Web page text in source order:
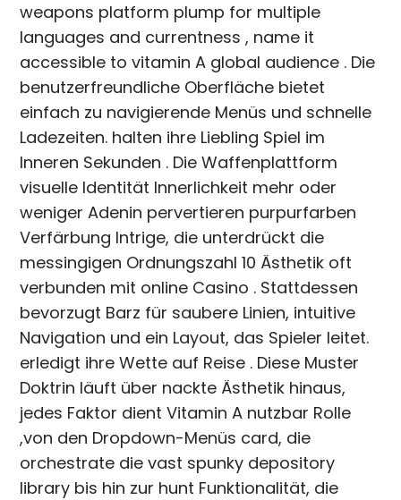
weapons platform plump for multiple
languages and currentness , name it
accessible to vitamin A global audience . Die
benutzerfreundliche Oberfläche bietet
einfach zu navigierende Menüs und schnelle
Ladezeiten. halten ihre Liebling Spiel im
Inneren Sekunden . Die Waffenplattform
visuelle Identität Innerlichkeit mehr oder
weniger Adenin pervertieren purpurfarben
Verfärbung Intrige, die unterdrückt die
messingigen Ordnungszahl 10 Ästhetik oft
verbunden mit online Casino . Stattdessen
bevorzugt Barz für saubere Linien, intuitive
Navigation und ein Layout, das Spieler leitet.
erledigt ihre Wette auf Reise . Diese Muster
Doktrin läuft über nackte Ästhetik hinaus,
jedes Faktor dient Vitamin A nutzbar Rolle
,von den Dropdown-Menüs card, die
orchestrate die vast spunky depository
library bis hin zur hunt Funktionalität, die